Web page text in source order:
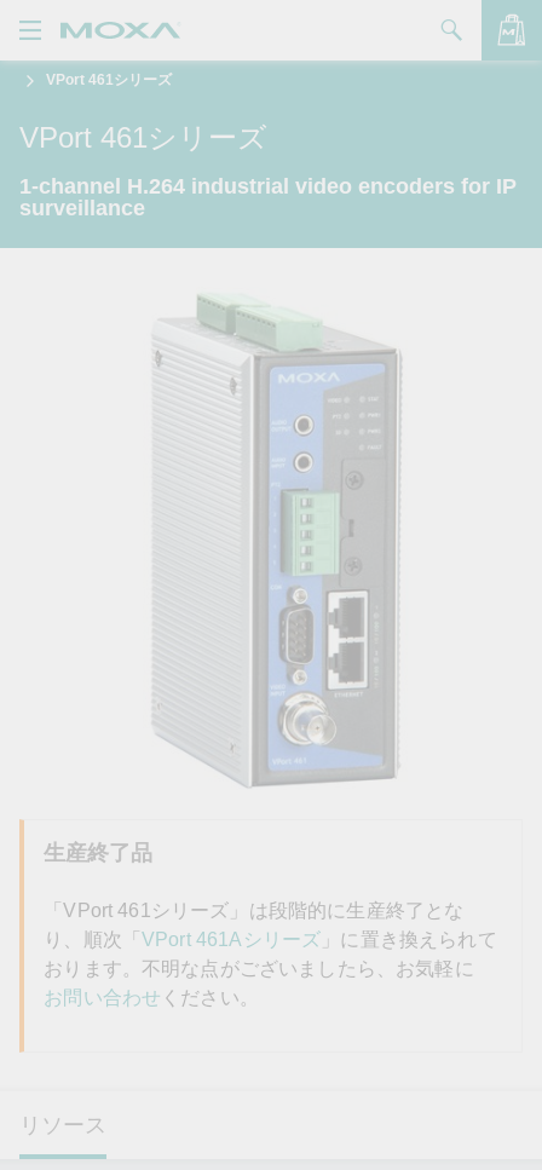
品
リューション
ポート
入方法
VPort 461シリーズ
VPort 461シリーズ
1-channel H.264 industrial video encoders for IP
surveillance
生産終了品
「VPort 461シリーズ」は段階的に生産終了とな
り、順次「VPort 461Aシリーズ 」に置き換えられて
おります。不明な点がございましたら、お気軽に
お問い合わせ ください。
リソース
バッグを見る